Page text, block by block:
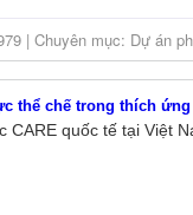
| Chuyên mục: Dự án
thể chế trong thích
CARE quốc tế tại Việt